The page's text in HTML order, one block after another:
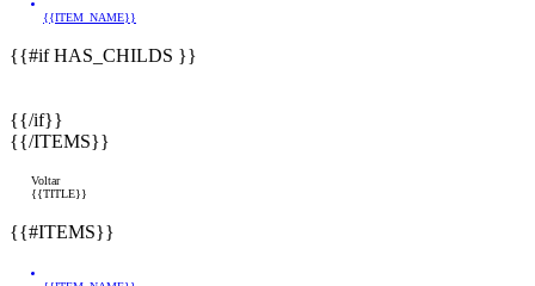
{{ITEM_NAME}}
{{#if HAS_CHILDS }}
{{/if}}
{{/ITEMS}}
Voltar
{{TITLE}}
{{#ITEMS}}